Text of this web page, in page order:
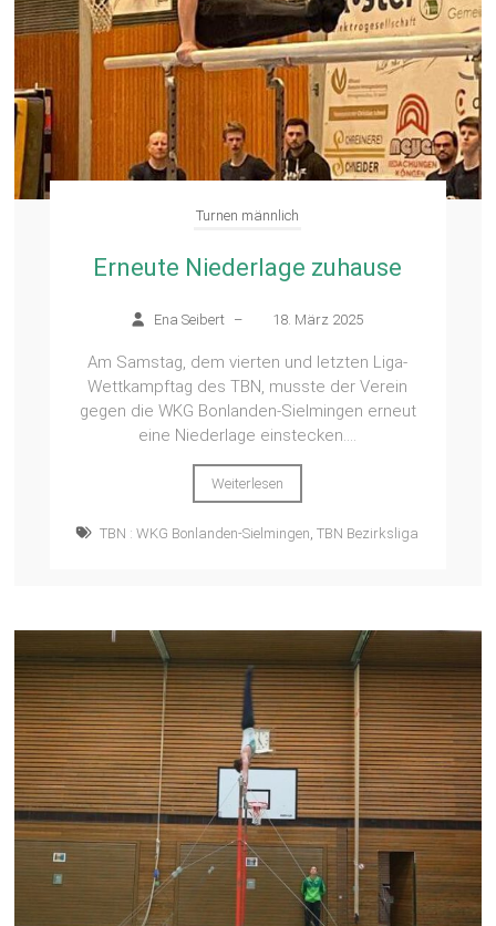
Turnen männlich
Erneute Niederlage zuhause
Ena Seibert – 18. März 2025
Am Samstag, dem vierten und letzten Liga-
Wettkampftag des TBN, musste der Verein
gegen die WKG Bonlanden-Sielmingen erneut
eine Niederlage einstecken....
Weiterlesen
TBN : WKG Bonlanden-Sielmingen TBN Bezirksliga